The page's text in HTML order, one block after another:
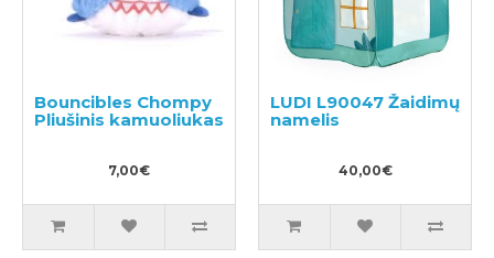
Bouncibles Chompy
Pliušinis kamuoliukas
7,00€
LUDI L90047 Žaidimų
namelis
40,00€